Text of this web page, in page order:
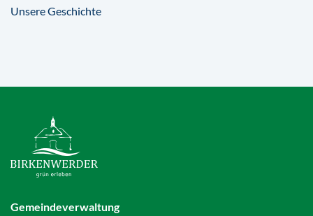
Unsere Geschichte
Gemeindeverwaltung